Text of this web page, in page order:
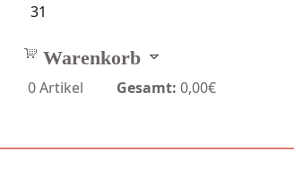
31
Warenkorb
0Artikel Gesamt: 0,00€